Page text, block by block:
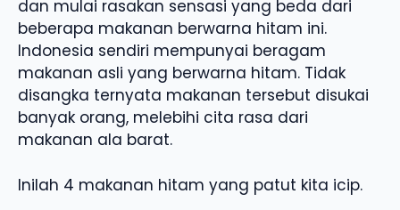
dan mulai rasakan sensasi yang beda dari
beberapa makanan berwarna hitam ini.
Indonesia sendiri mempunyai beragam
makanan asli yang berwarna hitam. Tidak
disangka ternyata makanan tersebut disukai
banyak orang, melebihi cita rasa dari
makanan ala barat.
Inilah 4 makanan hitam yang patut kita icip.